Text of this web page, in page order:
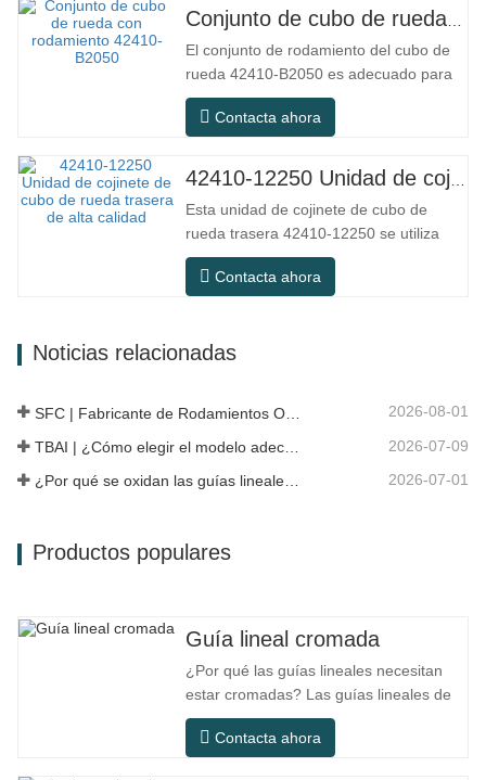
convencionales, pero en escenarios de
uso práctico como equipos de
automatización, máquinas herramienta
de precisión, equipos…
Conjunto de cubo de rueda con rodamiento 42410-B2050
El conjunto de rodamiento del cubo de
rueda 42410-B2050 es adecuado para
el mercado de mantenimiento y
reemplazo de automóviles, cumpliendo
desplazamientos diarios, conducción a
carretera urbanas. SFC NO. NÚMERO
OEM NO.Otros.…
Contacta ahora
42410-12250 Unidad de cojinete de cubo de rueda trasera de alta calidad
Esta unidad de cojinete de cubo de
rueda trasera 42410-12250 se utiliza
principalmente en el sistema de eje
trasero de modelos japoneses y
y estructuras de instalación. En
Contacta ahora
Noticias relacionadas
2026-08-01
2026-07-09
¿Por qué se oxidan las guías lineales? Razones, medidas preventivas y recomendaciones de mantenimiento 2026-07-01
Productos populares
Guía lineal cromada
¿Por qué las guías lineales necesitan
estar cromadas? Las guías lineales de
acero ordinario pueden satisfacer las
necesidades operativas básicas en
Contacta ahora